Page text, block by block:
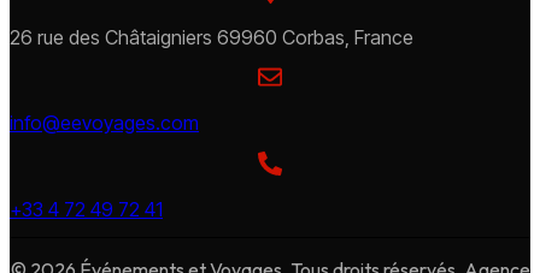
26 rue des Châtaigniers 69960 Corbas, France
info@eevoyages.com
+33 4 72 49 72 41